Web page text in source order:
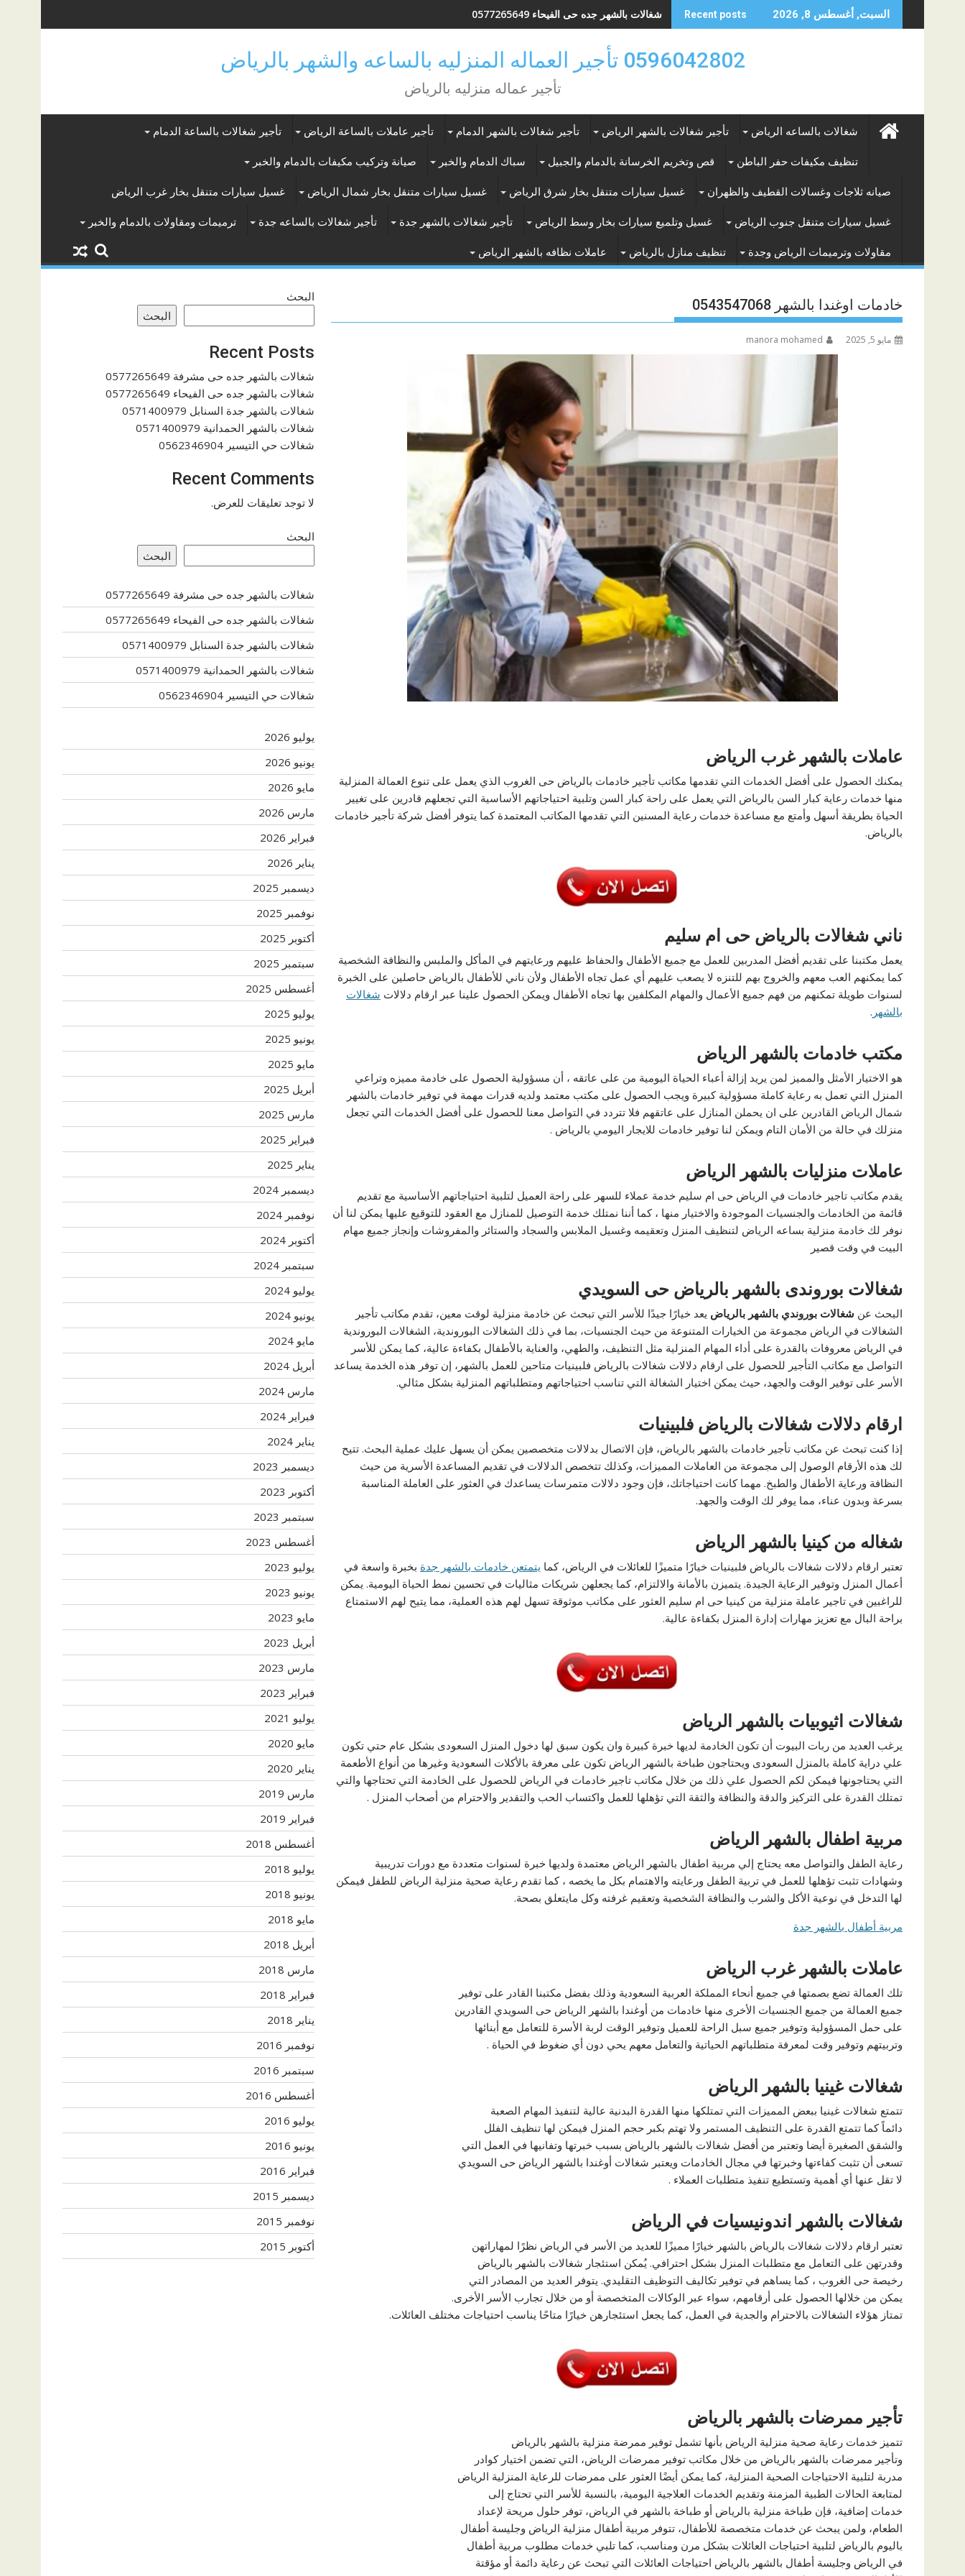
to
السبت, أغسطس 8, 2026 Recent posts شغالات بالشهر جده حى الفيحاء 0577265649
0596042802 تأجير العماله المنزليه بالساعه والشهر بالرياض
تأجير عماله منزليه بالرياض
شغالات بالساعه الرياض تأجير شغالات بالشهر الرياض تأجير شغالات بالشهر الدمام تأجير عاملات بالساعة الرياض تأجير شغالات بالساعة الدمام
تنظيف مكيفات حفر الباطن قص وتخريم الخرسانة بالدمام والجبيل سباك الدمام والخبر صيانة وتركيب مكيفات بالدمام والخبر
صيانه ثلاجات وغسالات القطيف والظهران غسيل سيارات متنقل بخار شرق الرياض غسيل سيارات متنقل بخار شمال الرياض غسيل سيارات متنقل بخار غرب الرياض
غسيل سيارات متنقل جنوب الرياض غسيل وتلميع سيارات بخار وسط الرياض تأجير شغالات بالشهر جدة تأجير شغالات بالساعه جدة ترميمات ومقاولات بالدمام والخبر
مقاولات وترميمات الرياض وجدة تنظيف منازل بالرياض عاملات نظافه بالشهر الرياض
خادمات اوغندا بالشهر 0543547068
مايو 5, 2025 manora mohamed
عاملات بالشهر غرب الرياض
يمكنك الحصول على أفضل الخدمات التي تقدمها مكاتب تأجير خادمات بالرياض حى الغروب الذي يعمل على تنوع العمالة المنزلية
منها خدمات رعاية كبار السن بالرياض التي يعمل على راحة كبار السن وتلبية احتياجاتهم الأساسية التي تجعلهم قادرين على تغيير
الحياة بطريقة أسهل وأمتع مع مساعدة خدمات رعاية المسنين التي تقدمها المكاتب المعتمدة كما يتوفر أفضل شركة تأجير خادمات
بالرياض.
ناني شغالات بالرياض حى ام سليم
يعمل مكتبنا على تقديم أفضل المدربين للعمل مع جميع الأطفال والحفاظ عليهم ورعايتهم في المأكل والملبس والنظافة الشخصية
كما يمكنهم العب معهم والخروج بهم للتنزه لا يصعب عليهم أي عمل تجاه الأطفال ولأن ناني للأطفال بالرياض حاصلين على الخبرة
لسنوات طويلة تمكنهم من فهم جميع الأعمال والمهام المكلفين بها تجاه الأطفال ويمكن الحصول علينا عبر ارقام دلالات شغالات
بالشهر .
مكتب خادمات بالشهر الرياض
هو الاختيار الأمثل والمميز لمن يريد إزالة أعباء الحياة اليومية من على عاتقه ، أن مسؤولية الحصول على خادمة مميزه وتراعي
المنزل التي تعمل به رعاية كاملة مسؤولية كبيرة ويجب الحصول على مكتب معتمد ولديه قدرات مهمة في توفير خادمات بالشهر
شمال الرياض القادرين على ان يحملن المنازل على عاتقهم فلا تتردد في التواصل معنا للحصول على أفضل الخدمات التي تجعل
منزلك في حالة من الأمان التام ويمكن لنا توفير خادمات للايجار اليومي بالرياض .
عاملات منزليات بالشهر الرياض
يقدم مكاتب تاجير خادمات في الرياض حى ام سليم خدمة عملاء للسهر على راحة العميل لتلبية احتياجاتهم الأساسية مع تقديم
قائمة من الخادمات والجنسيات الموجودة والاختيار منها ، كما أننا نمتلك خدمة التوصيل للمنازل مع العقود للتوقيع عليها يمكن لنا أن
نوفر لك خادمة منزلية بساعه الرياض لتنظيف المنزل وتعقيمه وغسيل الملابس والسجاد والستائر والمفروشات وإنجاز جميع مهام
البيت في وقت قصير
شغالات بوروندى بالشهر بالرياض حى السويدي
البحث عن شغالات بوروندي بالشهر بالرياض يعد خيارًا جيدًا للأسر التي تبحث عن خادمة منزلية لوقت معين، تقدم مكاتب تأجير
الشغالات في الرياض مجموعة من الخيارات المتنوعة من حيث الجنسيات، بما في ذلك الشغالات البوروندية، الشغالات البوروندية
في الرياض معروفات بالقدرة على أداء المهام المنزلية مثل التنظيف، والطهي، والعناية بالأطفال بكفاءة عالية، كما يمكن للأسر
التواصل مع مكاتب التأجير للحصول على ارقام دلالات شغالات بالرياض فلبينيات متاحين للعمل بالشهر، إن توفر هذه الخدمة يساعد
الأسر على توفير الوقت والجهد، حيث يمكن اختيار الشغالة التي تناسب احتياجاتهم ومتطلباتهم المنزلية بشكل مثالي.
ارقام دلالات شغالات بالرياض فلبينيات
إذا كنت تبحث عن مكاتب تأجير خادمات بالشهر بالرياض، فإن الاتصال بدلالات متخصصين يمكن أن يسهل عليك عملية البحث. تتيح
لك هذه الأرقام الوصول إلى مجموعة من العاملات المميزات، وكذلك تتخصص الدلالات في تقديم المساعدة الأسرية من حيث
النظافة ورعاية الأطفال والطبخ. مهما كانت احتياجاتك، فإن وجود دلالات متمرسات يساعدك في العثور على العاملة المناسبة
بسرعة وبدون عناء، مما يوفر لك الوقت والجهد.
شغاله من كينيا بالشهر الرياض
تعتبر ارقام دلالات شغالات بالرياض فلبينيات خيارًا متميزًا للعائلات في الرياض، كما يتمتعن خادمات بالشهر جدة بخبرة واسعة في
أعمال المنزل وتوفير الرعاية الجيدة. يتميزن بالأمانة والالتزام، كما يجعلهن شريكات مثاليات في تحسين نمط الحياة اليومية. يمكن
للراغبين في تاجير عاملة منزلية من كينيا حى ام سليم العثور على مكاتب موثوقة تسهل لهم هذه العملية، مما يتيح لهم الاستمتاع
براحة البال مع تعزيز مهارات إدارة المنزل بكفاءة عالية.
شغالات اثيوبيات بالشهر الرياض
يرغب العديد من ربات البيوت أن تكون الخادمة لديها خبرة كبيرة وان يكون سبق لها دخول المنزل السعودى بشكل عام حتي تكون
علي دراية كاملة بالمنزل السعودى ويحتاجون طباخة بالشهر الرياض تكون على معرفة بالأكلات السعودية وغيرها من أنواع الأطعمة
التي يحتاجونها فيمكن لكم الحصول علي ذلك من خلال مكاتب تاجير خادمات في الرياض للحصول على الخادمة التي تحتاجها والتي
تمتلك القدرة على التركيز والدقة والنظافة والثقة التي تؤهلها للعمل واكتساب الحب والتقدير والاحترام من أصحاب المنزل .
مربية اطفال بالشهر الرياض
رعاية الطفل والتواصل معه يحتاج إلي مربية اطفال بالشهر الرياض معتمدة ولديها خبرة لسنوات متعددة مع دورات تدريبية
وشهادات تثبت تؤهلها للعمل في تربية الطفل ورعايته والاهتمام بكل ما يخصه ، كما تقدم رعاية صحية منزلية الرياض للطفل فيمكن
لها التدخل في نوعية الأكل والشرب والنظافة الشخصية وتعقيم غرفته وكل مايتعلق بصحة.
مربية أطفال بالشهر جدة
عاملات بالشهر غرب الرياض
تلك العمالة تضع بصمتها في جميع أنحاء المملكة العربية السعودية وذلك بفضل مكتبنا القادر على توفير
جميع العمالة من جميع الجنسيات الأخرى منها خادمات من أوغندا بالشهر الرياض حى السويدي القادرين
على حمل المسؤولية وتوفير جميع سبل الراحة للعميل وتوفير الوقت لربة الأسرة للتعامل مع أبنائها
وتربيتهم وتوفير وقت لمعرفة متطلباتهم الحياتية والتعامل معهم يحي دون أي ضغوط في الحياة .
شغالات غينيا بالشهر الرياض
تتمتع شغالات غينيا ببعض المميزات التي تمتلكها منها القدرة البدنية عالية لتنفيذ المهام الصعبة
دائماً كما تتمتع القدرة على التنظيف المستمر ولا تهتم بكبر حجم المنزل فيمكن لها تنظيف الفلل
والشقق الصغيرة أيضا وتعتبر من أفضل شغالات بالشهر بالرياض بسبب خبرتها وتفانيها في العمل التي
تسعى أن تثبت كفاءتها وخبرتها في مجال الخادمات ويعتبر شغالات أوغندا بالشهر الرياض حى السويدي
لا تقل عنها أي أهمية وتستطيع تنفيذ متطلبات العملاء .
شغالات بالشهر اندونيسيات في الرياض
تعتبر ارقام دلالات شغالات بالرياض بالشهر خيارًا مميزًا للعديد من الأسر في الرياض نظرًا لمهاراتهن
وقدرتهن على التعامل مع متطلبات المنزل بشكل احترافي. يُمكن استئجار شغالات بالشهر بالرياض
رخيصة حى الغروب ، كما يساهم في توفير تكاليف التوظيف التقليدي. يتوفر العديد من المصادر التي
يمكن من خلالها الحصول على أرقامهم، سواء عبر الوكالات المتخصصة أو من خلال تجارب الأسر الأخرى.
تمتاز هؤلاء الشغالات بالاحترام والجدية في العمل، كما يجعل استئجارهن خيارًا متاحًا يناسب احتياجات مختلف العائلات.
تأجير ممرضات بالشهر بالرياض
تتميز خدمات رعاية صحية منزلية الرياض بأنها تشمل توفير ممرضة منزلية بالشهر بالرياض
وتأجير ممرضات بالشهر بالرياض من خلال مكاتب توفير ممرضات الرياض، التي تضمن اختيار كوادر
مدربة لتلبية الاحتياجات الصحية المنزلية، كما يمكن أيضًا العثور على ممرضات للرعاية المنزلية الرياض
لمتابعة الحالات الطبية المزمنة وتقديم الخدمات العلاجية اليومية، بالنسبة للأسر التي تحتاج إلى
خدمات إضافية، فإن طباخة منزلية بالرياض أو طباخة بالشهر في الرياض، توفر حلول مريحة لإعداد
الطعام، ولمن يبحث عن خدمات متخصصة للأطفال، تتوفر مربية أطفال منزلية الرياض وجليسة أطفال
باليوم بالرياض لتلبية احتياجات العائلات بشكل مرن ومناسب، كما تلبي خدمات مطلوب مربية أطفال
في الرياض وجليسة أطفال بالشهر بالرياض احتياجات العائلات التي تبحث عن رعاية دائمة أو مؤقتة
البحث
البحث
Recent Posts
شغالات بالشهر جده حى مشرفة 0577265649
شغالات بالشهر جده حى الفيحاء 0577265649
شغالات بالشهر جدة السنابل 0571400979
شغالات بالشهر الحمدانية 0571400979
شغالات حي التيسير 0562346904
Recent Comments
لا توجد تعليقات للعرض.
البحث
البحث
شغالات بالشهر جده حى مشرفة 0577265649
شغالات بالشهر جده حى الفيحاء 0577265649
شغالات بالشهر جدة السنابل 0571400979
شغالات بالشهر الحمدانية 0571400979
شغالات حي التيسير 0562346904
يوليو 2026
يونيو 2026
مايو 2026
مارس 2026
فبراير 2026
يناير 2026
ديسمبر 2025
نوفمبر 2025
أكتوبر 2025
سبتمبر 2025
أغسطس 2025
يوليو 2025
يونيو 2025
مايو 2025
أبريل 2025
مارس 2025
فبراير 2025
يناير 2025
ديسمبر 2024
نوفمبر 2024
أكتوبر 2024
سبتمبر 2024
يوليو 2024
يونيو 2024
مايو 2024
أبريل 2024
مارس 2024
فبراير 2024
يناير 2024
ديسمبر 2023
أكتوبر 2023
سبتمبر 2023
أغسطس 2023
يوليو 2023
يونيو 2023
مايو 2023
أبريل 2023
مارس 2023
فبراير 2023
يوليو 2021
مايو 2020
يناير 2020
مارس 2019
فبراير 2019
أغسطس 2018
يوليو 2018
يونيو 2018
مايو 2018
أبريل 2018
مارس 2018
فبراير 2018
يناير 2018
نوفمبر 2016
سبتمبر 2016
أغسطس 2016
يوليو 2016
يونيو 2016
فبراير 2016
ديسمبر 2015
نوفمبر 2015
أكتوبر 2015